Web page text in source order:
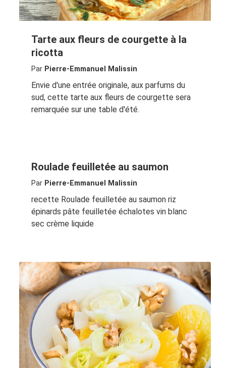
Tarte aux fleurs de courgette à la
ricotta
Par Pierre-Emmanuel Malissin
Envie d'une entrée originale, aux parfums du
sud, cette tarte aux fleurs de courgette sera
remarquée sur une table d'été.
Roulade feuilletée au saumon
Par Pierre-Emmanuel Malissin
recette Roulade feuilletée au saumon riz
épinards pâte feuilletée échalotes vin blanc
sec crème liquide